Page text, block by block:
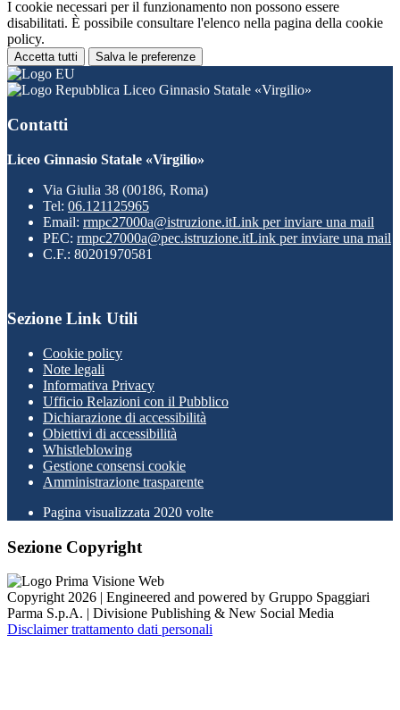
I cookie necessari per il funzionamento non possono essere
disabilitati. È possibile consultare l'elenco nella pagina della cookie
policy.
Accetta tutti Salva le preferenze
Liceo Ginnasio Statale «Virgilio»
Contatti
Liceo Ginnasio Statale «Virgilio»
Via Giulia 38 (00186, Roma)
Tel: 06.121125965
Email: rmpc27000a@istruzione.itLink per inviare una mail
PEC: rmpc27000a@pec.istruzione.itLink per inviare una mail
C.F.: 80201970581
Sezione Link Utili
Cookie policy
Note legali
Informativa Privacy
Ufficio Relazioni con il Pubblico
Dichiarazione di accessibilità
Obiettivi di accessibilità
Whistleblowing
Gestione consensi cookie
Amministrazione trasparente
Pagina visualizzata 2020 volte
Sezione Copyright
Copyright 2026 | Engineered and powered by Gruppo Spaggiari
Parma S.p.A. | Divisione Publishing & New Social Media
Disclaimer trattamento dati personali